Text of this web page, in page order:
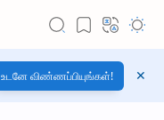
உடனே விண்ணப்பியுங்கள்!